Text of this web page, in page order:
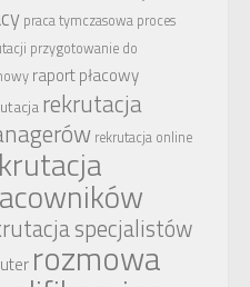
praca tymczasowa proces
przygotowanie do
raport płacowy
rekrutacja
rekrutacja online
specjalistów
rozmowa